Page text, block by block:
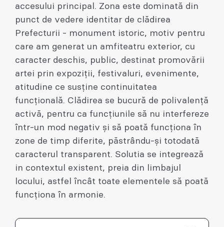
accesului principal. Zona este dominată din
punct de vedere identitar de clădirea
Prefecturii - monument istoric, motiv pentru
care am generat un amfiteatru exterior, cu
caracter deschis, public, destinat promovării
artei prin expoziții, festivaluri, evenimente,
atitudine ce susține continuitatea
funcțională. Clădirea se bucură de polivalență
activă, pentru ca funcțiunile să nu interfereze
într-un mod negativ și să poată funcționa în
zone de timp diferite, păstrându-și totodată
caracterul transparent. Solutia se integrează
in contextul existent, preia din limbajul
locului, astfel încât toate elementele să poată
funcționa în armonie.